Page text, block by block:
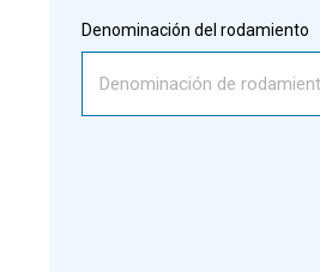
Denominación del rodamiento